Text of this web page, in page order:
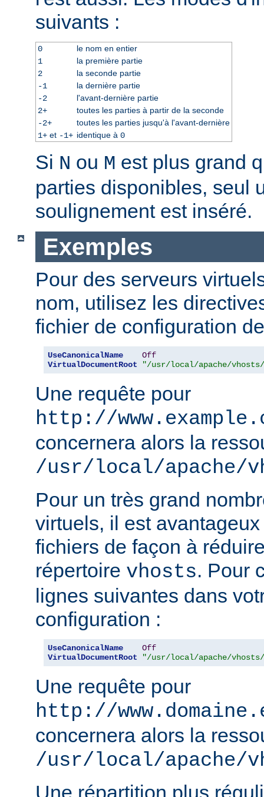
suivants :
0
le nom en entier
1
la première partie
2
la seconde partie
-1
la dernière partie
-2
l'avant-dernière partie
2+
toutes les parties à partir de la seconde
-2+
toutes les parties jusqu'à l'avant-dernière
1+et -1+ identique à 0
Si N ou M est plus grand
parties disponibles, seul
soulignement est inséré.
Exemples
Pour des serveurs
nom, utilisez les
fichier de configuration
UseCanonicalName
Off
VirtualDocumentRoot
"/usr/local/apache/vhosts/
Une requête pour
http://
concernera alors la
/usr/local/apache/
Pour un très grand
virtuels, il est
fichiers de façon à
répertoire vhosts. Pour
lignes suivantes dans
configuration :
UseCanonicalName
Off
VirtualDocumentRoot
"/usr/local/apache/vhosts/
Une requête pour
http://
concernera alors la
/usr/local/apache/
Une répartition plus